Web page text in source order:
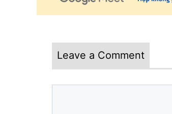
Leave a Comment